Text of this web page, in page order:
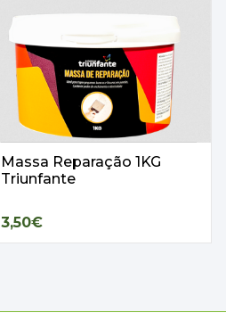
Massa Reparação 1KG
Triunfante
3,50€